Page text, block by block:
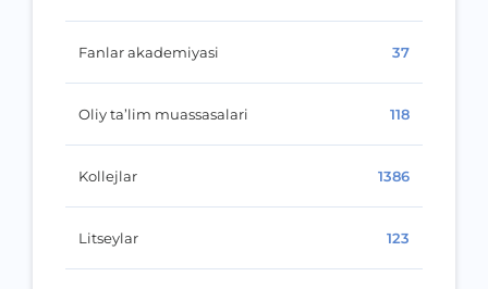
Fanlar akademiyasi 37
Oliy ta’lim muassasalari 118
Kollejlar 1386
Litseylar 123